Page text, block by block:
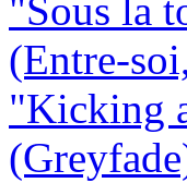
"Sous la
(Entre-
"Kicking